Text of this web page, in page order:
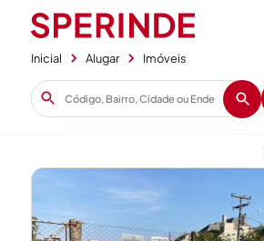
Inicial Alugar Imóveis